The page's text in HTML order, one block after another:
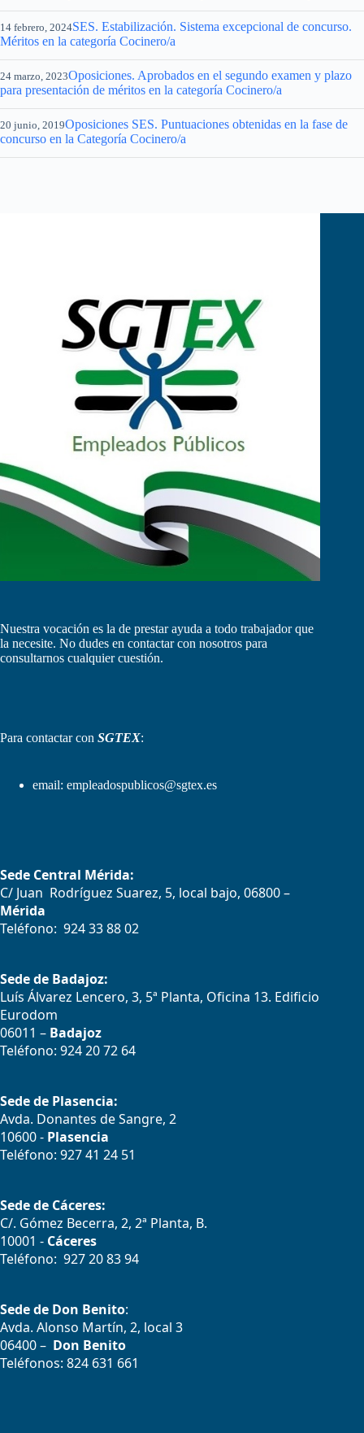
14 febrero, 2024SES. Estabilización. Sistema excepcional de concurso.
Méritos en la categoría Cocinero/a
24 marzo, 2023Oposiciones. Aprobados en el segundo examen y plazo
para presentación de méritos en la categoría Cocinero/a
20 junio, 2019Oposiciones SES. Puntuaciones obtenidas en la fase de
concurso en la Categoría Cocinero/a
Nuestra vocación es la de prestar ayuda a todo trabajador que
la necesite. No dudes en contactar con nosotros para
consultarnos cualquier cuestión.
Para contactar con SGTEX:
email: empleadospublicos@sgtex.es
Sede Central Mérida:
C/ Juan Rodríguez Suarez, 5, local bajo, 06800 –
Mérida
Teléfono: 924 33 88 02
Sede de Badajoz:
Luís Álvarez Lencero, 3, 5ª Planta, Oficina 13. Edificio
Eurodom
06011 – Badajoz
Teléfono: 924 20 72 64
Sede de Plasencia:
Avda. Donantes de Sangre, 2
10600 - Plasencia
Teléfono: 927 41 24 51
Sede de Cáceres:
C/. Gómez Becerra, 2, 2ª Planta, B.
10001 - Cáceres
Teléfono: 927 20 83 94
Sede de Don Benito:
Avda. Alonso Martín, 2, local 3
06400 – Don Benito
Teléfonos: 824 631 661